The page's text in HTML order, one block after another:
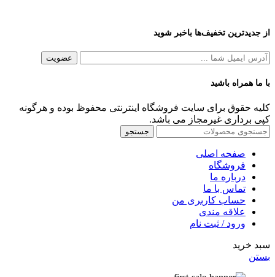
از جدیدترین تخفیف‌ها باخبر شوید
با ما همراه باشید
کلیه حقوق برای سایت فروشگاه اینترنتی محفوظ بوده و هرگونه
کپی برداری غیرمجاز می باشد.
جستجو
صفحه اصلی
فروشگاه
درباره ما
تماس با ما
حساب کاربری من
علاقه مندی
ورود / ثبت نام
سبد خرید
بستن